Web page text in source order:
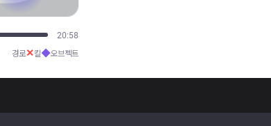
26:39
경로✕킬◆오브젝트